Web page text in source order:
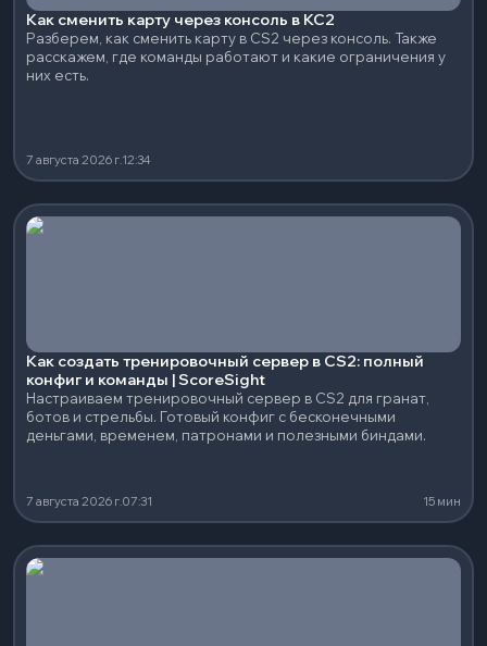
Как сменить карту через консоль в КС2
Разберем, как сменить карту в CS2 через консоль. Также
расскажем, где команды работают и какие ограничения у
них есть.
7 августа 2026 г.12:34
Как создать тренировочный сервер в CS2: полный
конфиг и команды | ScoreSight
Настраиваем тренировочный сервер в CS2 для гранат,
ботов и стрельбы. Готовый конфиг с бесконечными
деньгами, временем, патронами и полезными биндами.
7 августа 2026 г.07:31 15 мин